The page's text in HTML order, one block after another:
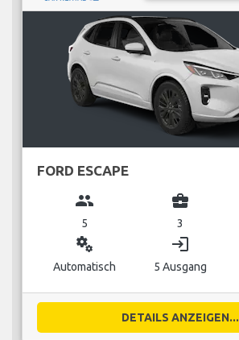
FORD ESCAPE
group
5
business_center
3
miscellaneous_services
Automatisch
login
5 Ausgang
DETAILS ANZEIGEN...